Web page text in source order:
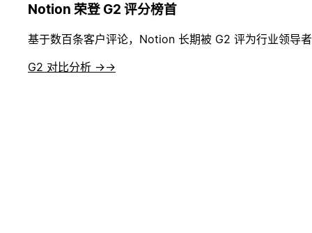
Notion 荣登 G2 评分榜首
基于数百条客户评论，Notion 长期被 G2 评为行业领导
G2 对比分析 →→